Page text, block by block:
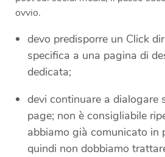
ovvio.
devo predisporre un Click
specifica a una pagina di
dedicata;
devi continuare a dialogare
page; non è consigliabile
abbiamo già comunicato in
quindi non dobbiamo